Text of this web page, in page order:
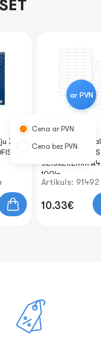
70lp.
Pašlīmējošās
uzlīmes FOROFIS
52.5x21.2mm A4
100lp.
Artikuls: 91492
10.33€
ar PVN
Cena ar PVN
Cena bez PVN